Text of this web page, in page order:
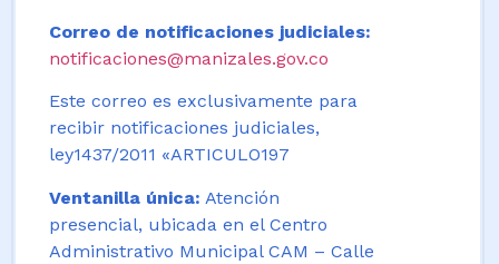
Correo de notificaciones judiciales:
notificaciones@manizales.gov.co
Este correo es exclusivamente para
recibir notificaciones judiciales,
ley1437/2011 «ARTICULO197
Ventanilla única: Atención
presencial, ubicada en el Centro
Administrativo Municipal CAM – Calle